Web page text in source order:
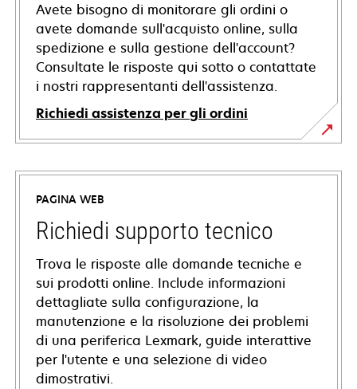
Avete bisogno di monitorare gli ordini o
avete domande sull'acquisto online, sulla
spedizione e sulla gestione dell'account?
Consultate le risposte qui sotto o contattate
i nostri rappresentanti dell'assistenza.
Richiedi assistenza per gli ordini
PAGINA WEB
Richiedi supporto tecnico
Trova le risposte alle domande tecniche e
sui prodotti online. Include informazioni
dettagliate sulla configurazione, la
manutenzione e la risoluzione dei problemi
di una periferica Lexmark, guide interattive
per l'utente e una selezione di video
dimostrativi.